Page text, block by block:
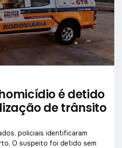
é detido
de trânsito
policiais identificaram
O suspeito foi detido sem